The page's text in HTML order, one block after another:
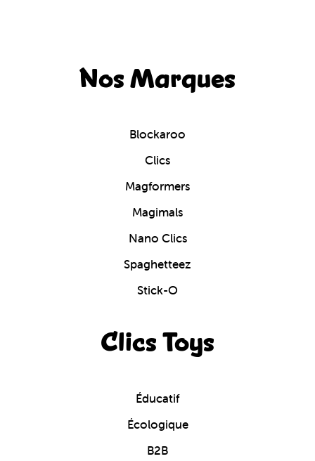
Nos Marques
Blockaroo
Clics
Magformers
Magimals
Nano Clics
Spaghetteez
Stick-O
Clics Toys
Éducatif
Écologique
B2B